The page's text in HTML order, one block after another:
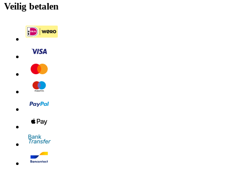
Veilig betalen